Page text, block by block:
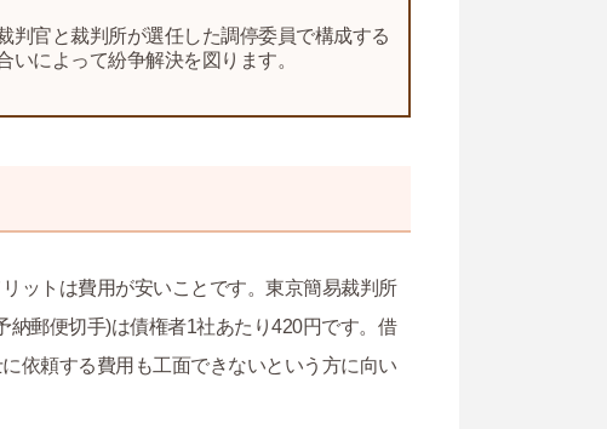
判官と裁判所が選任した調停委員で構成する
によって紛争解決を図ります。
ットは費用が安いことです。東京簡易裁判所
郵便切手)は債権者1社あたり420円です。借
依頼する費用も工面できないという方に向い